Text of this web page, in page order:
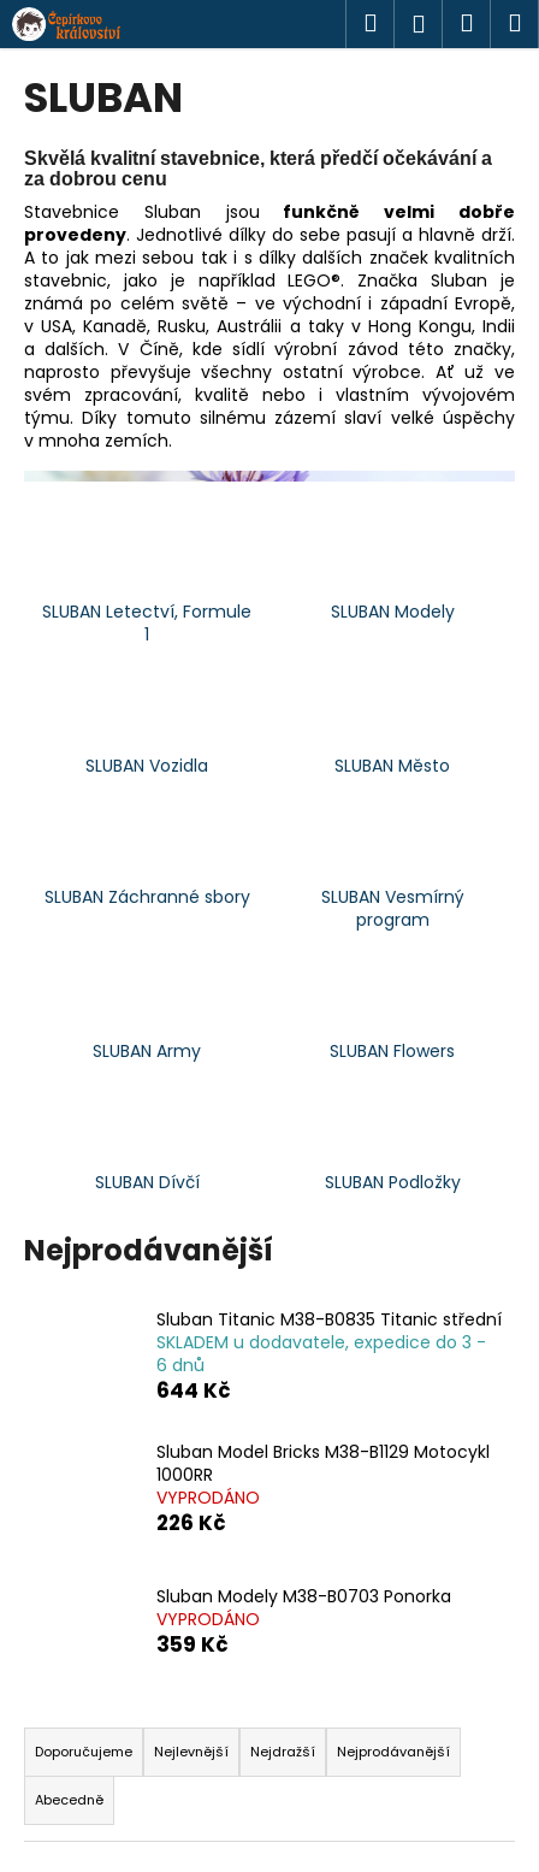
Přejít
na
obsah
Hledat
SLUBAN
Skvělá kvalitní stavebnice, která předčí očekávání a
za dobrou cenu
Stavebnice Sluban jsou funkčně velmi dobře
provedeny. Jednotlivé dílky do sebe pasují a hlavně drží.
A to jak mezi sebou tak i s dílky dalších značek kvalitních
stavebnic, jako je například LEGO®. Značka Sluban je
známá po celém světě – ve východní i západní Evropě,
v USA, Kanadě, Rusku, Austrálii a taky v Hong Kongu, Indii
a dalších. V Číně, kde sídlí výrobní závod této značky,
naprosto převyšuje všechny ostatní výrobce. Ať už ve
svém zpracování, kvalitě nebo i vlastním vývojovém
týmu. Díky tomuto silnému zázemí slaví velké úspěchy
v mnoha zemích.
SLUBAN Letectví, Formule
1
SLUBAN Modely
SLUBAN Vozidla SLUBAN Město
SLUBAN Záchranné sbory
SLUBAN Vesmírný
program
SLUBAN Army SLUBAN Flowers
SLUBAN Dívčí SLUBAN Podložky
Nejprodávanější
Sluban Titanic M38-B0835 Titanic střední
SKLADEM u dodavatele, expedice do 3 -
6 dnů
644 Kč
Sluban Model Bricks M38-B1129 Motocykl
1000RR
VYPRODÁNO
226 Kč
Sluban Modely M38-B0703 Ponorka
VYPRODÁNO
359 Kč
Ř
a
z
e
n
Doporučujeme Nejlevnější Nejdražší Nejprodávanější
Abecedně
K
o
o
p
o
t
ř
e
b
u
j
e
t